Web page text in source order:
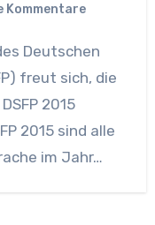
Kommentare
freut sich, die
2015
2015 sind alle
im Jahr…